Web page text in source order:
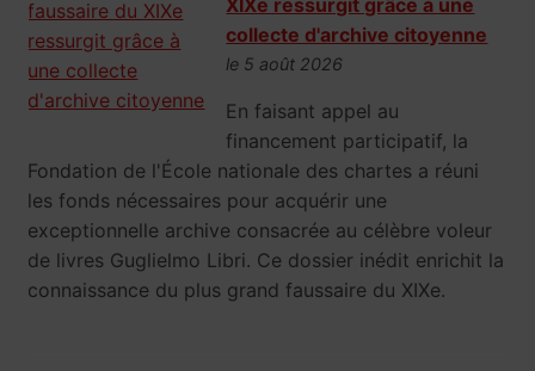
XIXe ressurgit grâce à une
collecte d'archive citoyenne
le 5 août 2026
En faisant appel au
financement participatif, la
Fondation de l'École nationale des chartes a réuni
les fonds nécessaires pour acquérir une
exceptionnelle archive consacrée au célèbre voleur
de livres Guglielmo Libri. Ce dossier inédit enrichit la
connaissance du plus grand faussaire du XIXe.